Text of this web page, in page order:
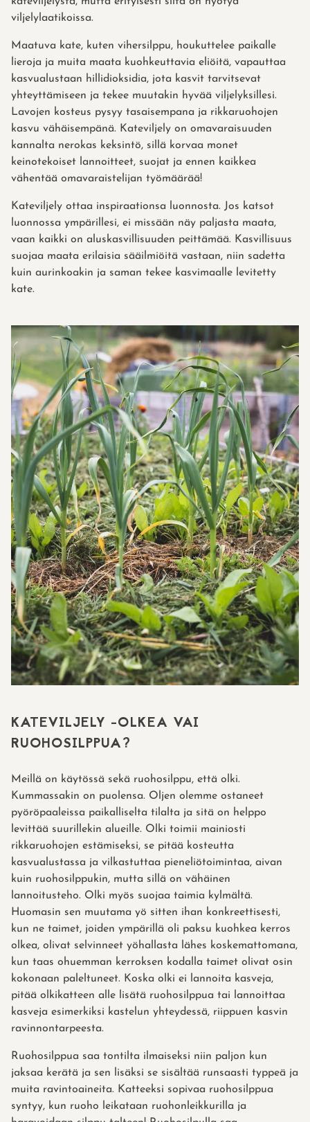
viljelylaatikoissa.
Maatuva kate, kuten vihersilppu, houkuttelee paikalle
lieroja ja muita maata kuohkeuttavia eliöitä, vapauttaa
kasvualustaan hillidioksidia, jota kasvit tarvitsevat
yhteyttämiseen ja tekee muutakin hyvää viljelyksillesi.
Lavojen kosteus pysyy tasaisempana ja rikkaruohojen
kasvu vähäisempänä. Kateviljely on omavaraisuuden
kannalta nerokas keksintö, sillä korvaa monet
keinotekoiset lannoitteet, suojat ja ennen kaikkea
vähentää omavaraistelijan työmäärää!
Kateviljely ottaa inspiraationsa luonnosta. Jos katsot
luonnossa ympärillesi, ei missään näy paljasta maata,
vaan kaikki on aluskasvillisuuden peittämää. Kasvillisuus
suojaa maata erilaisia sääilmiöitä vastaan, niin sadetta
kuin aurinkoakin ja saman tekee kasvimaalle levitetty
kate.
KATEVILJELY -OLKEA VAI
RUOHOSILPPUA?
Meillä on käytössä sekä ruohosilppu, että olki.
Kummassakin on puolensa. Oljen olemme ostaneet
pyöröpaaleissa paikalliselta tilalta ja sitä on helppo
levittää suurillekin alueille. Olki toimii mainiosti
rikkaruohojen estämiseksi, se pitää kosteutta
kasvualustassa ja vilkastuttaa pieneliötoimintaa, aivan
kuin ruohosilppukin, mutta sillä on vähäinen
lannoitusteho. Olki myös suojaa taimia kylmältä.
Huomasin sen muutama yö sitten ihan konkreettisesti,
kun ne taimet, joiden ympärillä oli paksu kuohkea kerros
olkea, olivat selvinneet yöhallasta lähes koskemattomana,
kun taas ohuemman kerroksen kodalla taimet olivat osin
kokonaan paleltuneet. Koska olki ei lannoita kasveja,
pitää olkikatteen alle lisätä ruohosilppua tai lannoittaa
kasveja esimerkiksi kastelun yhteydessä, riippuen kasvin
ravinnontarpeesta.
Ruohosilppua saa tontilta ilmaiseksi niin paljon kun
jaksaa kerätä ja sen lisäksi se sisältää runsaasti typpeä ja
muita ravintoaineita. Katteeksi sopivaa ruohosilppua
syntyy, kun ruoho leikataan ruohonleikkurilla ja